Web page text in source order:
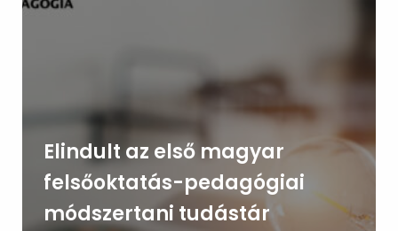
Elindult az első magyar
felsőoktatás-pedagógiai
módszertani tudástár